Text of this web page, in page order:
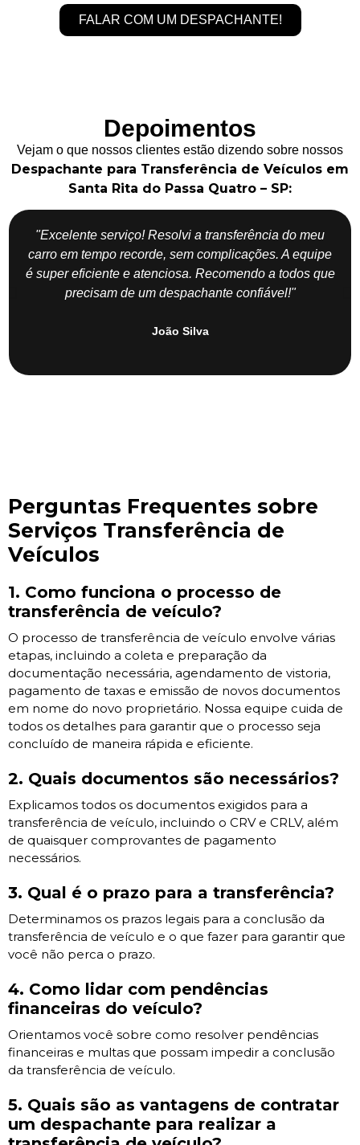
FALAR COM UM DESPACHANTE!
Depoimentos
Vejam o que nossos clientes estão dizendo sobre nossos
Despachante para Transferência de Veículos em
Santa Rita do Passa Quatro – SP:
"Excelente serviço! Resolvi a transferência do meu
carro em tempo recorde, sem complicações. A equipe
é super eficiente e atenciosa. Recomendo a todos que
precisam de um despachante confiável!"
João Silva
Perguntas Frequentes sobre
Serviços Transferência de
Veículos
1. Como funciona o processo de
transferência de veículo?
O processo de transferência de veículo envolve várias
etapas, incluindo a coleta e preparação da
documentação necessária, agendamento de vistoria,
pagamento de taxas e emissão de novos documentos
em nome do novo proprietário. Nossa equipe cuida de
todos os detalhes para garantir que o processo seja
concluído de maneira rápida e eficiente.
2. Quais documentos são necessários?
Explicamos todos os documentos exigidos para a
transferência de veículo, incluindo o CRV e CRLV, além
de quaisquer comprovantes de pagamento
necessários.
3. Qual é o prazo para a transferência?
Determinamos os prazos legais para a conclusão da
transferência de veículo e o que fazer para garantir que
você não perca o prazo.
4. Como lidar com pendências
financeiras do veículo?
Orientamos você sobre como resolver pendências
financeiras e multas que possam impedir a conclusão
da transferência de veículo.
5. Quais são as vantagens de contratar
um despachante para realizar a